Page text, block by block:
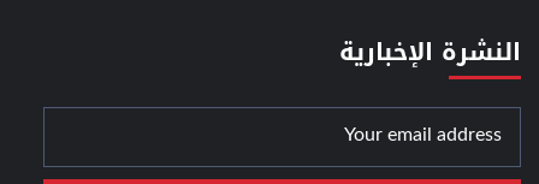
النشرة الإخبارية